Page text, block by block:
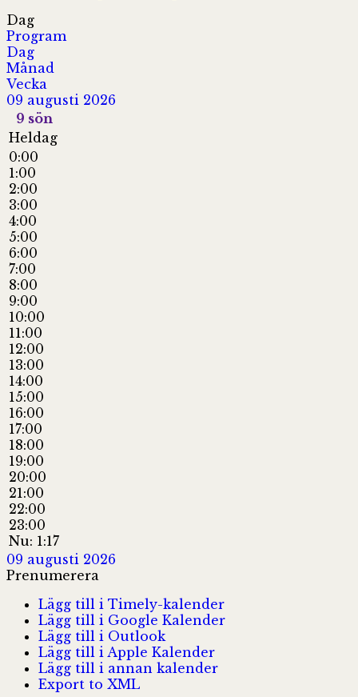
Dag
Program
Dag
Månad
Vecka
09 augusti 2026
9 sön
Heldag
0:00
1:00
2:00
3:00
4:00
5:00
6:00
7:00
8:00
9:00
10:00
11:00
12:00
13:00
14:00
15:00
16:00
17:00
18:00
19:00
20:00
21:00
22:00
23:00
Nu: 1:17
09 augusti 2026
Prenumerera
Lägg till i Timely-kalender
Lägg till i Google Kalender
Lägg till i Outlook
Lägg till i Apple Kalender
Lägg till i annan kalender
Export to XML